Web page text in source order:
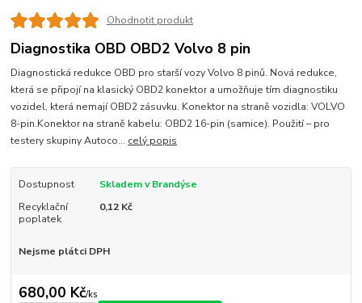
Ohodnotit produkt
Diagnostika OBD OBD2 Volvo 8 pin
Diagnostická redukce OBD pro starší vozy Volvo 8 pinů. Nová redukce,
která se připojí na klasický OBD2 konektor a umožňuje tím diagnostiku
vozidel, která nemají OBD2 zásuvku. Konektor na straně vozidla: VOLVO
8-pin.Konektor na straně kabelu: OBD2 16-pin (samice). Použití – pro
testery skupiny Autoco... celý popis
Dostupnost
Skladem v Brandýse
Recyklační
poplatek
0,12 Kč
Nejsme plátci DPH
680,00 Kč/ks